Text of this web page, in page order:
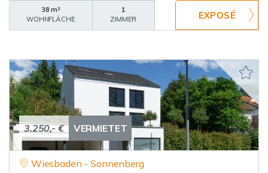
38 m²
WOHNFLÄCHE
1
ZIMMER
3.250,- € VERMIETET
Wiesbaden - Sonnenberg